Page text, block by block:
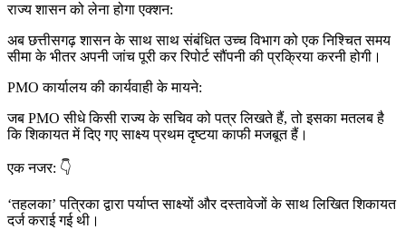
राज्य शासन को लेना होगा एक्शन:
अब छत्तीसगढ़ शासन के साथ साथ संबंधित उच्च विभाग को एक निश्चित समय
सीमा के भीतर अपनी जांच पूरी कर रिपोर्ट सौंपनी की प्रक्रिया करनी होगी।
PMO कार्यालय की कार्यवाही के मायने:
जब PMO सीधे किसी राज्य के सचिव को पत्र लिखते हैं, तो इसका मतलब है
कि शिकायत में दिए गए साक्ष्य प्रथम दृष्टया काफी मजबूत हैं।
एक नजर: 👇
‘तहलका’ पत्रिका द्वारा पर्याप्त साक्ष्यों और दस्तावेजों के साथ लिखित शिकायत
दर्ज कराई गई थी।